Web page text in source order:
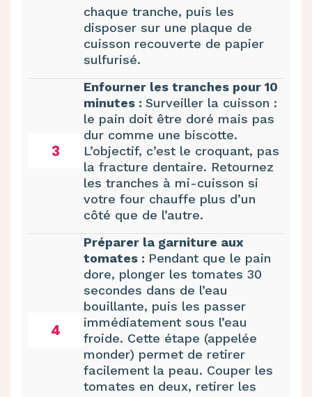
chaque tranche, puis les
disposer sur une plaque de
cuisson recouverte de papier
sulfurisé.
3
Enfourner les tranches pour 10
minutes : Surveiller la cuisson :
le pain doit être doré mais pas
dur comme une biscotte.
L’objectif, c’est le croquant, pas
la fracture dentaire. Retournez
les tranches à mi-cuisson si
votre four chauffe plus d’un
côté que de l’autre.
4
Préparer la garniture aux
tomates : Pendant que le pain
dore, plonger les tomates 30
secondes dans de l’eau
bouillante, puis les passer
immédiatement sous l’eau
froide. Cette étape (appelée
monder) permet de retirer
facilement la peau. Couper les
tomates en deux, retirer les